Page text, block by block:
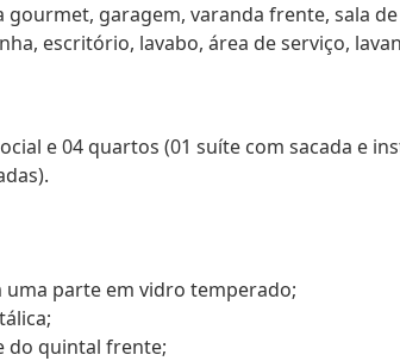
garagem, varanda frente, sala de
escritório, lavabo, área de serviço,
e 04 quartos (01 suíte com sacada e
parte em vidro temperado;
do quintal frente;